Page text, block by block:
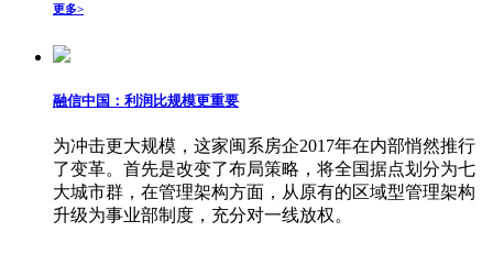
更多>
融信中国：利润比规模更重要
为冲击更大规模，这家闽系房企2017年在内部悄然推行
了变革。首先是改变了布局策略，将全国据点划分为七
大城市群，在管理架构方面，从原有的区域型管理架构
升级为事业部制度，充分对一线放权。